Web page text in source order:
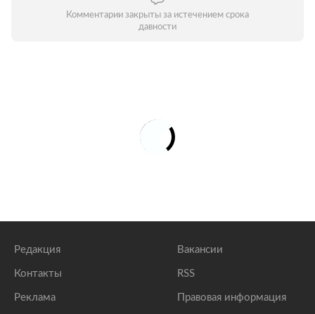
Комментарии закрыты за истечением срока
давности
Редакция
Контакты
Реклама
Вакансии
RSS
Правовая информация